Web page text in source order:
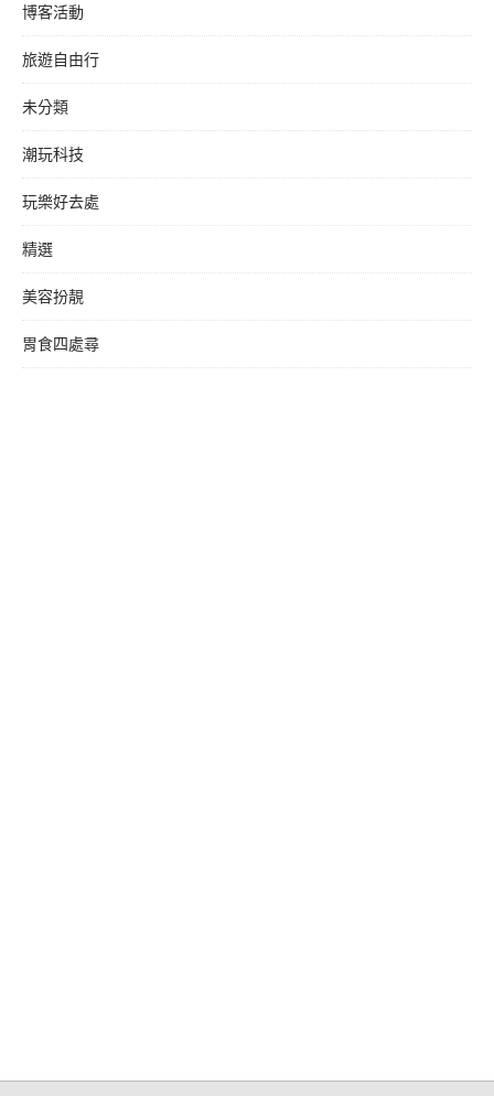
博客活動
旅遊自由行
未分類
潮玩科技
玩樂好去處
精選
美容扮靚
胃食四處尋